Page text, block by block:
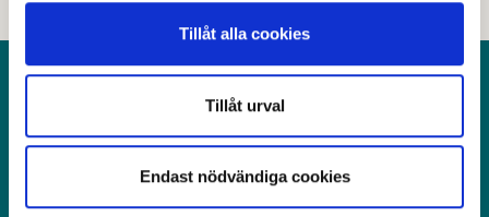
Tillåt alla cookies
Tillåt urval
Endast nödvändiga cookies
Postadress: Avesta kommun, 774 81 Avesta
Besöksadress: Kungsgatan 18, Avesta
Telefon: 0226-64 50 00